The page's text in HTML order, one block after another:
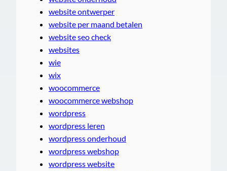
website ontwerper
website per maand betalen
website seo check
websites
wie
wix
woocommerce
woocommerce webshop
wordpress
wordpress leren
wordpress onderhoud
wordpress webshop
wordpress website